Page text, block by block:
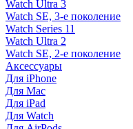
Watch Ultra 3
Watch SE, 3-е поколение
Watch Series 11
Watch Ultra 2
Watch SE, 2-е поколение
Аксессуары
Для iPhone
Для Mac
Для iPad
Для Watch